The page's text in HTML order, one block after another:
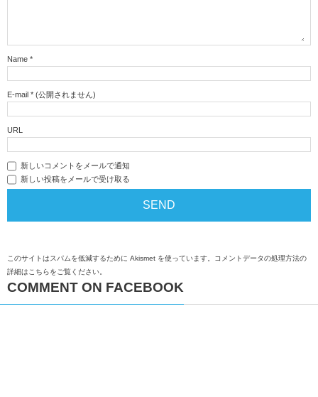
Name *
E-mail * (公開されません)
URL
新しいコメントをメールで通知
新しい投稿をメールで受け取る
このサイトはスパムを低減するために Akismet を使っています。 コメントデータの処理方法の
詳細はこちらをご覧ください
COMMENT ON FACEBOOK